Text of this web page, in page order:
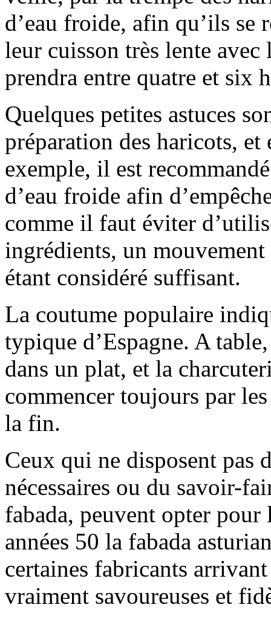
d’eau froide, afin qu’ils se
leur cuisson très lente avec
prendra entre quatre et six
Quelques petites astuces
préparation des haricots, et
exemple, il est
d’eau froide afin
comme il faut éviter
ingrédients, un
étant considéré suffisant.
La coutume populaire
typique d’Espagne. A
dans un plat, et la
commencer toujours par
la fin.
Ceux qui ne disposent pas
nécessaires ou du savoir-
fabada, peuvent opter
années 50 la fabada
certaines fabricants
vraiment savoureuses et